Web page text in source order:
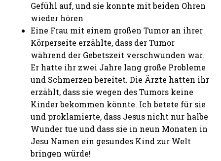
Gefühl auf, und sie konnte mit beiden Ohren
wieder hören
Eine Frau mit einem großen Tumor an ihrer
Körperseite erzählte, dass der Tumor
während der Gebetszeit verschwunden war.
Er hatte ihr zwei Jahre lang große Probleme
und Schmerzen bereitet. Die Ärzte hatten ihr
erzählt, dass sie wegen des Tumors keine
Kinder bekommen könnte. Ich betete für sie
und proklamierte, dass Jesus nicht nur halbe
Wunder tue und dass sie in neun Monaten in
Jesu Namen ein gesundes Kind zur Welt
bringen würde!